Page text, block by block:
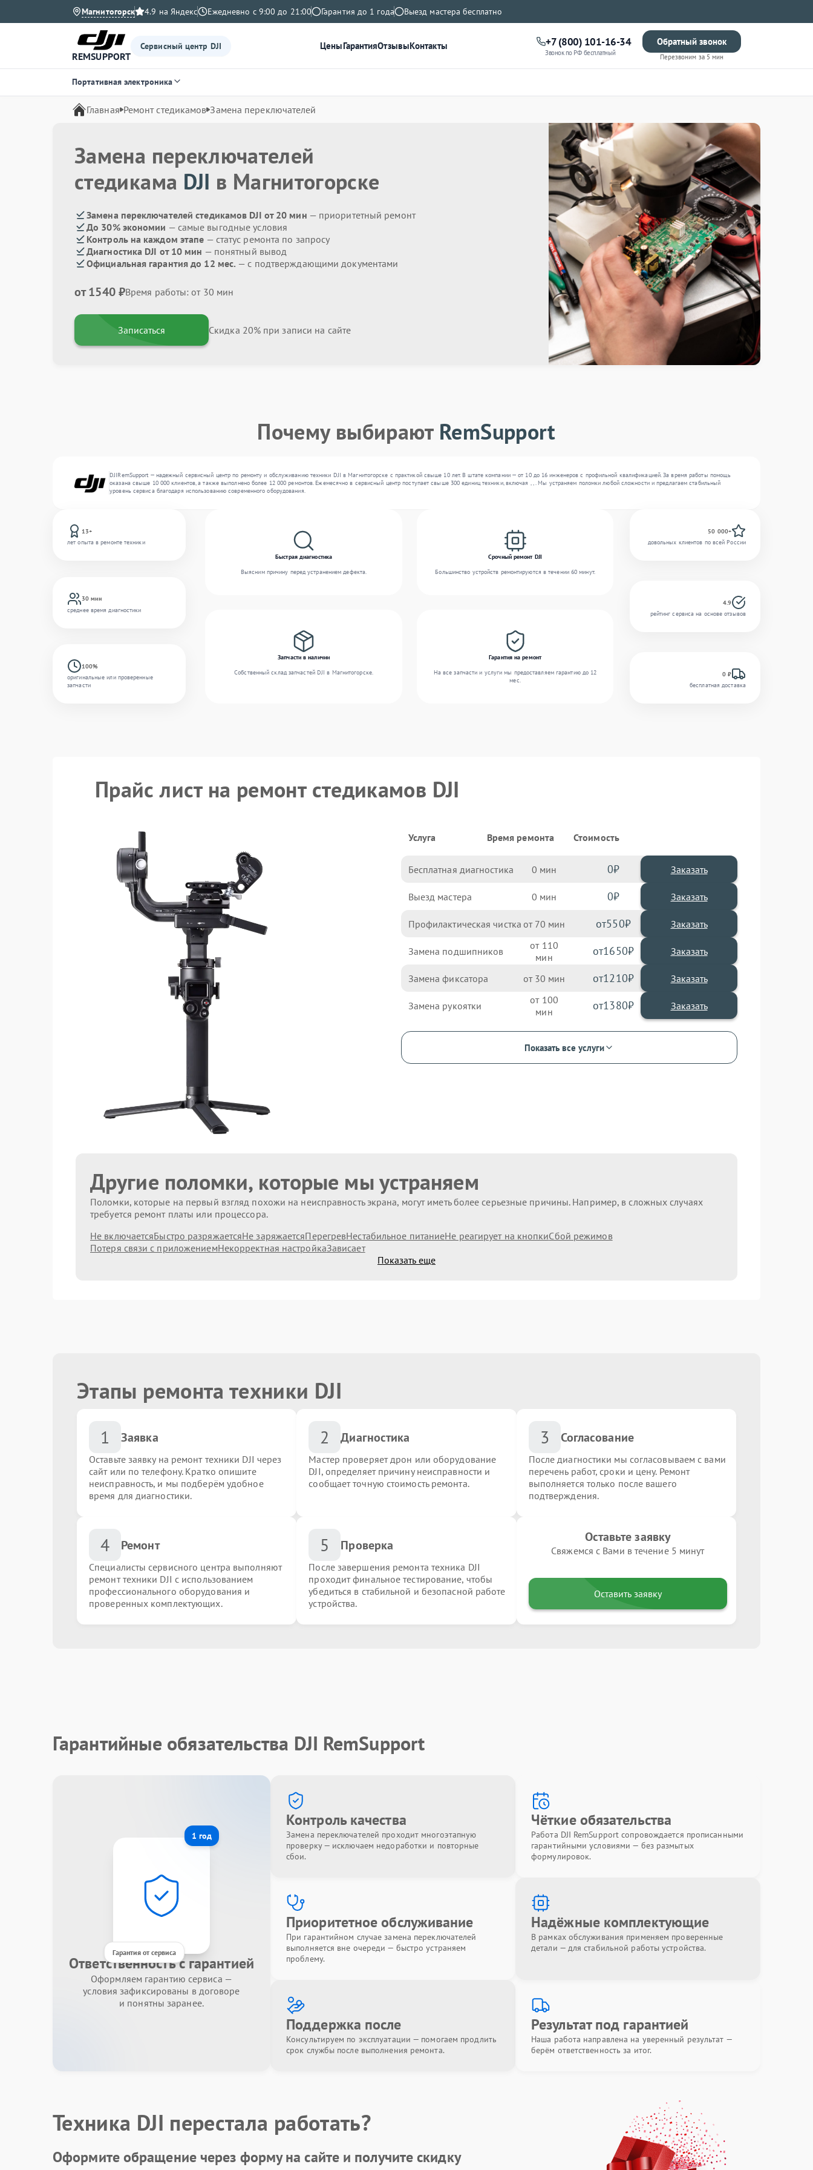
Магнитогорск 4.9 на Яндекс Ежедневно с 9:00 до 21:00 Гарантия до 1 года Выезд мастера бесплатно
REMSUPPORT
Сервисный центр DJI ЦеныГарантияОтзывыКонтакты +7 (800) 101-16-34
Звонок по РФ бесплатный
Обратный звонок
Перезвоним за 5 мин
Портативная электроника
Главная Ремонт стедикамов Замена переключателей
Замена переключателей
стедикама DJI в Магнитогорске
Замена переключателей стедикамов DJI от 20 мин — приоритетный ремонт
До 30% экономии — самые выгодные условия
Контроль на каждом этапе — статус ремонта по запросу
Диагностика DJI от 10 мин — понятный вывод
Официальная гарантия до 12 мес. — с подтверждающими документами
от 1540 ₽Время работы: от 30 мин
Записаться Скидка 20% при записи на сайте
Почему выбирают RemSupport
DJIRemSupport — надежный сервисный центр по ремонту и обслуживанию техники DJI в Магнитогорске с практикой свыше 10 лет. В штате компании — от 10 до 16 инженеров с профильной квалификацией. За время работы помощь
оказана свыше 10 000 клиентов, а также выполнено более 12 000 ремонтов. Ежемесячно в сервисный центр поступает свыше 300 единиц техники, включая , , . Мы устраняем поломки любой сложности и предлагаем стабильный
уровень сервиса благодаря использованию современного оборудования.
13+
лет опыта в ремонте техники
30 мин
среднее время диагностики
100%
оригинальные или проверенные
запчасти
Быстрая диагностика
Выясним причину перед устранением дефекта.
Срочный ремонт DJI
Большинство устройств ремонтируются в течении 60 минут.
Запчасти в наличии
Собственный склад запчастей DJI в Магнитогорске.
Гарантия на ремонт
На все запчасти и услуги мы предоставляем гарантию до 12
мес.
50 000+
довольных клиентов по всей России
4.9
рейтинг сервиса на основе отзывов
0 ₽
бесплатная доставка
Прайс лист на ремонт стедикамов DJI
Услуга Время ремонта Стоимость
Бесплатная диагностика 0 0 Заказать
Выезд мастера 0 0 Заказать
Профилактическая чистка 70 550
Замена подшипников 110 1650
Замена фиксатора 30 1210
Замена рукоятки 100 1380
Показать все услуги
Другие поломки, которые мы устраняем
Поломки, которые на первый взгляд похожи на неисправность экрана, могут иметь более серьезные причины. Например, в сложных случаях
требуется ремонт платы или процессора.
Не включаетсяБыстро разряжаетсяНе заряжаетсяПерегревНестабильное питаниеНе реагирует на кнопкиСбой режимов
Потеря связи с приложениемНекорректная настройкаЗависает
Показать еще
Этапы ремонта техники DJI
1 Заявка
Оставьте заявку на ремонт техники DJI через
сайт или по телефону. Кратко опишите
неисправность, и мы подберём удобное
время для диагностики.
2 Диагностика
Мастер проверяет дрон или оборудование
DJI, определяет причину неисправности и
сообщает точную стоимость ремонта.
3 Согласование
После диагностики мы согласовываем с вами
перечень работ, сроки и цену. Ремонт
выполняется только после вашего
подтверждения.
4 Ремонт
Специалисты сервисного центра выполняют
ремонт техники DJI с использованием
профессионального оборудования и
проверенных комплектующих.
5 Проверка
После завершения ремонта техника DJI
проходит финальное тестирование, чтобы
убедиться в стабильной и безопасной работе
устройства.
Оставьте заявку
Свяжемся с Вами в течение 5 минут
Оставить заявку
Гарантийные обязательства DJI RemSupport
1 год
Гарантия от сервиса
Ответственность с гарантией
Оформляем гарантию сервиса —
условия зафиксированы в договоре
и понятны заранее.
Контроль качества
Замена переключателей проходит многоэтапную
проверку — исключаем недоработки и повторные
сбои.
Чёткие обязательства
Работа DJI RemSupport сопровождается прописанными
гарантийными условиями — без размытых
формулировок.
Приоритетное обслуживание
При гарантийном случае замена переключателей
выполняется вне очереди — быстро устраняем
проблему.
Надёжные комплектующие
В рамках обслуживания применяем проверенные
детали — для стабильной работы устройства.
Поддержка после
Консультируем по эксплуатации — помогаем продлить
срок службы после выполнения ремонта.
Результат под гарантией
Наша работа направлена на уверенный результат —
берём ответственность за итог.
Техника DJI перестала работать?
Оформите обращение через форму на сайте и получитескидку